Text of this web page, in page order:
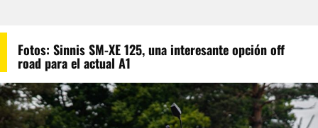
Fotos: Sinnis SM-XE 125, una interesante opción off
road para el actual A1